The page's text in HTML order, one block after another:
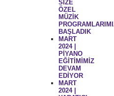
SİZE
ÖZEL
MÜZİK
BAŞLADIK
MART
2024 |
PİYANO
EĞİTİMİMİZ
DEVAM
EDİYOR
MART
2024 |